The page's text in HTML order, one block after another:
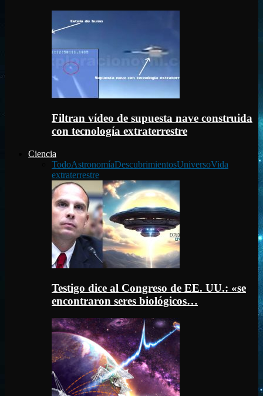
Filtran vídeo de supuesta nave construida
con tecnología extraterrestre
Ciencia
TodoAstronomíaDescubrimientosUniversoVida
extraterrestre
Testigo dice al Congreso de EE. UU.: «se
encontraron seres biológicos…